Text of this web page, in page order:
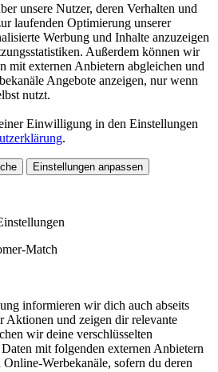
unsere Nutzer, deren Verhalten und
laufenden Optimierung unserer
Werbung und Inhalte anzuzeigen
Außerdem können wir
mit externen Anbietern abgleichen und
Angebote anzeigen, nur wenn
nutzt.
Einwilligung in den Einstellungen
.
Einstellungen anpassen
Match
informieren wir dich auch abseits
Aktionen und zeigen dir relevante
wir deine verschlüsselten
mit folgenden externen Anbietern
Online-Werbekanäle, sofern du deren